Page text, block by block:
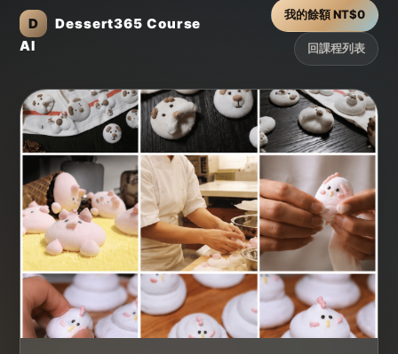
D
Dessert365 Course
AI
我的餘額 NT$0
回課程列表